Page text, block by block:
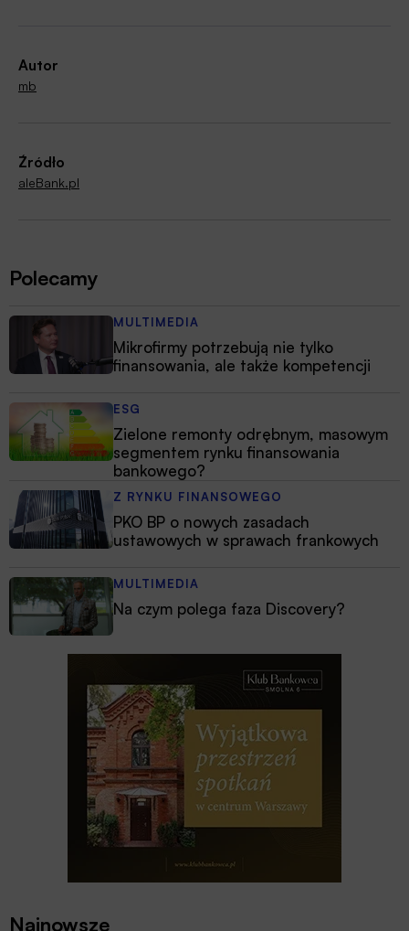
Autor
mb
Źródło
aleBank.pl
Polecamy
MULTIMEDIA
Mikrofirmy potrzebują nie tylko
finansowania, ale także kompetencji
ESG
Zielone remonty odrębnym, masowym
segmentem rynku finansowania
bankowego?
Z RYNKU FINANSOWEGO
PKO BP o nowych zasadach
ustawowych w sprawach frankowych
MULTIMEDIA
Na czym polega faza Discovery?
Najnowsze